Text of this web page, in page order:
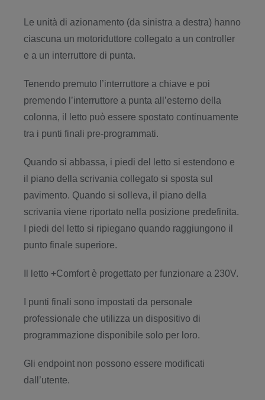
Le unità di azionamento (da sinistra a destra) hanno
ciascuna un motoriduttore collegato a un controller
e a un interruttore di punta.
Tenendo premuto l’interruttore a chiave e poi
premendo l’interruttore a punta all’esterno della
colonna, il letto può essere spostato continuamente
tra i punti finali pre-programmati.
Quando si abbassa, i piedi del letto si estendono e
il piano della scrivania collegato si sposta sul
pavimento. Quando si solleva, il piano della
scrivania viene riportato nella posizione predefinita.
I piedi del letto si ripiegano quando raggiungono il
punto finale superiore.
Il letto +Comfort è progettato per funzionare a 230V.
I punti finali sono impostati da personale
professionale che utilizza un dispositivo di
programmazione disponibile solo per loro.
Gli endpoint non possono essere modificati
dall’utente.